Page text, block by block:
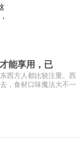
能享用，已
西方人都比较注重。西
，食材口味魔法大不一